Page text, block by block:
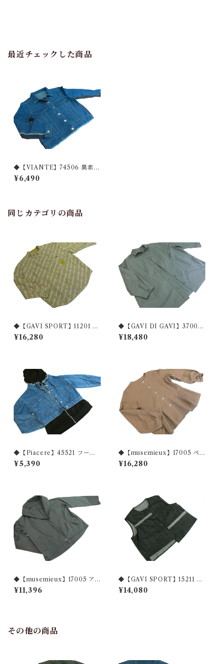
最近チェックした商品
◆【VIANTE】74506 異素材
切り替えジージャン◆
¥6,490
同じカテゴリの商品
◆【GAVI SPORT】11201 ブ
リーチ加工 配色ジャケットブ
ラウス◆
¥16,280
◆【GAVI DI GAVI】37004
シャツ襟コートジャケット ◆
¥18,480
◆【Piacere】45521 フード
付き デニムジャケット◆
¥5,390
◆【musemieux】17005 ペ
プラム ツイードジャケット
◆
¥16,280
◆【musemieux】17005 ア
シンメトリーショールカラー
ジャケット◆
¥11,396
◆【GAVI SPORT】15211 ブ
リーチ加工 デニムベスト◆
¥14,080
その他の商品